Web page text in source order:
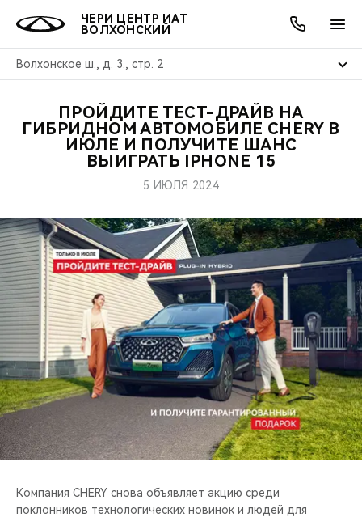
ЧЕРИ ЦЕНТР ИАТ
ВОЛХОНСКИЙ
Волхонское ш., д. 3., стр. 2
МОДЕЛИ
ВСЕ МОДЕЛИ
СЕДАНЫ
НОВИНКИ
ПОКУПАТЕЛЯМ
ВЫБОР И ПОКУПКА
ВЛАДЕЛЬЦАМ
ПОДДЕРЖКА
CHERY CONNECT
МИР CHERY
CHERY В СОЦСЕТЯХ
ЛЮДИ CHERY
БЛАГОТВОРИТЕЛЬНОСТЬ
CHERY REMOTE
CHERY И СПОРТ
НАШИ МЕРОПРИЯТИЯ
ВИДЕООБЗОРЫ
АКЦИИ
ВЫГОДЫ И АКЦИИ
ОНЛАЙН СЕРВИСЫ
ВЫБОР И ПОКУПКА
О КОМПАНИИ
ПРОЙДИТЕ ТЕСТ-ДРАЙВ НА
ГИБРИДНОМ АВТОМОБИЛЕ CHERY В
ИЮЛЕ И ПОЛУЧИТЕ ШАНС
ВЫИГРАТЬ IPHONE 15
5 ИЮЛЯ 2024
Компания CHERY снова объявляет акцию среди
поклонников технологических новинок и людей для